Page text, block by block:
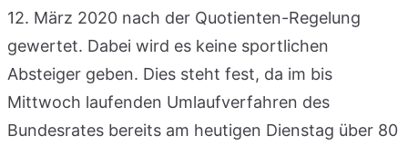
12. März 2020 nach der Quotienten-Regelung
gewertet. Dabei wird es keine sportlichen
Absteiger geben. Dies steht fest, da im bis
Mittwoch laufenden Umlaufverfahren des
Bundesrates bereits am heutigen Dienstag über 80